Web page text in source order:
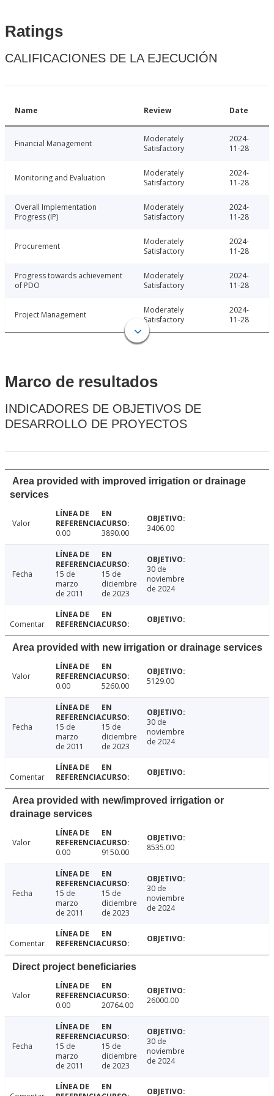
Ratings
CALIFICACIONES DE LA EJECUCIÓN
Name Review Date
Financial Management
Moderately
Satisfactory
2024-
11-28
Monitoring and Evaluation
Moderately
Satisfactory
2024-
11-28
Overall Implementation
Progress (IP)
Moderately
Satisfactory
2024-
11-28
Procurement
Moderately
Satisfactory
2024-
11-28
Progress towards achievement
of PDO
Moderately
Satisfactory
2024-
11-28
Project Management
Moderately
Satisfactory
2024-
11-28
Marco de resultados
INDICADORES DE OBJETIVOS DE
DESARROLLO DE PROYECTOS
Area provided with improved irrigation or drainage
services
Valor
0.00
3890.00 3406.00
Fecha
15 de
marzo
de 2011
15 de
diciembre
de 2023
30 de
noviembre
de 2024
Comentar
Area provided with new irrigation or drainage services
Valor
0.00
5260.00 5129.00
Fecha
15 de
marzo
de 2011
15 de
diciembre
de 2023
30 de
noviembre
de 2024
Comentar
Area provided with new/improved irrigation or
drainage services
Valor
0.00
9150.00 8535.00
Fecha
15 de
marzo
de 2011
15 de
diciembre
de 2023
30 de
noviembre
de 2024
Comentar
Direct project beneficiaries
Valor
0.00
20764.00 26000.00
Fecha
15 de
marzo
de 2011
15 de
diciembre
de 2023
30 de
noviembre
de 2024